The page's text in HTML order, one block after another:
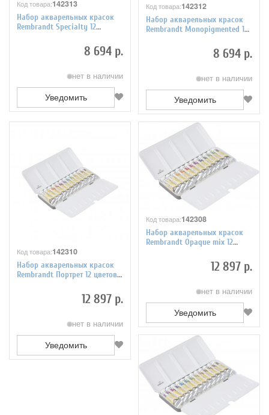
Код товара:142313
Набор акварельных красок
Rembrandt Specialty 12
8 694 р.
нет в наличии
Уведомить
Код товара:142312
Набор акварельных красок
Rembrandt Monopigmented 12
8 694 р.
нет в наличии
Уведомить
Код товара:142310
Набор акварельных красок
Rembrandt Портрет 12 цветов
12 897 р.
нет в наличии
Уведомить
Код товара:142308
Набор акварельных красок
Rembrandt Opaque mix 12
12 897 р.
нет в наличии
Уведомить